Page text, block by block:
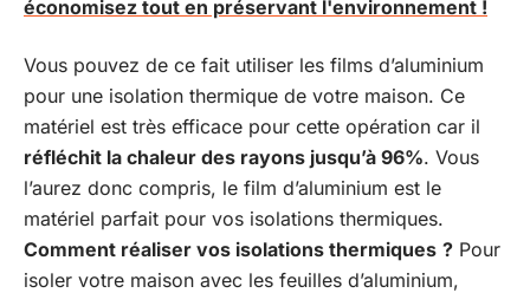
économisez tout en préservant l'environnement !
Vous pouvez de ce fait utiliser les films d’aluminium
pour une isolation thermique de votre maison. Ce
matériel est très efficace pour cette opération car il
réfléchit la chaleur des rayons jusqu’à 96%. Vous
l’aurez donc compris, le film d’aluminium est le
matériel parfait pour vos isolations thermiques.
Comment réaliser vos isolations thermiques ? Pour
isoler votre maison avec les feuilles d’aluminium,